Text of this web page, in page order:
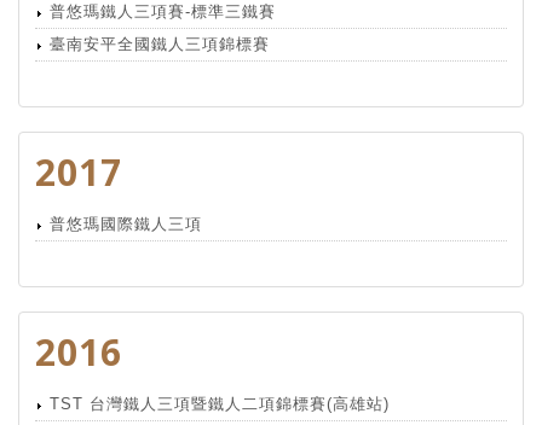
普悠瑪鐵人三項賽-標準三鐵賽
臺南安平全國鐵人三項錦標賽
2017
普悠瑪國際鐵人三項
2016
TST 台灣鐵人三項暨鐵人二項錦標賽(高雄站)